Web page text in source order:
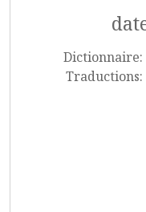
Dictionnaire:
Traductions: